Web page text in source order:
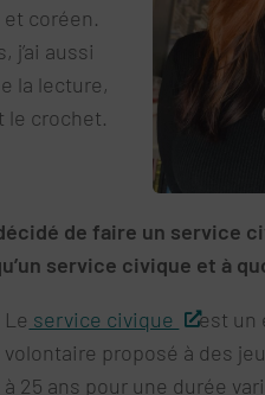
coréen.
j’ai aussi
la lecture,
le crochet.
de faire un service
service civique et à
Le service civique
est un
volontaire proposé à des
à 25 ans pour une durée